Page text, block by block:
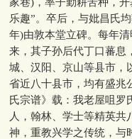
乐趣”。卒后，与妣昌氏
年)由敦本堂立碑。每年
来，其子孙后代丁口蕃息
城、汉阳、京山等县市，
省近八十县市，均有盛兆
氏宗谱》载：我老屋咀罗
人，翰林、学士等精英
神，重教兴学之传统，与